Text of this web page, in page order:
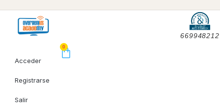
669948212
Acceder
Registrarse
Salir
0